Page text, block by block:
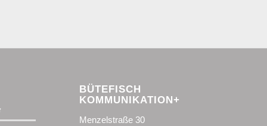
BÜTEFISCH
KOMMUNIKATION+
Menzelstraße 30